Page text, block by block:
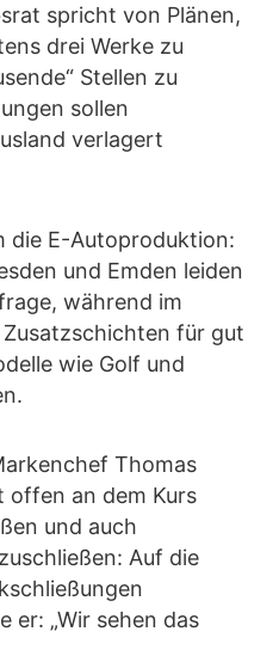
spricht von Plänen,
drei Werke zu
Stellen zu
sollen
verlagert
die E-Autoproduktion:
und Emden leiden
während im
für gut
wie Golf und
Thomas
offen an dem Kurs
und auch
Auf die
er: „Wir sehen das